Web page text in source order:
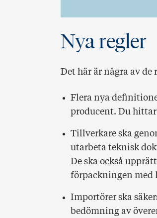
Nya regler
Det här är några av de
Flera nya
producent. Du
Tillverkare ska
utarbeta teknisk
De ska också
förpackningen med
Importörer ska
bedömning av